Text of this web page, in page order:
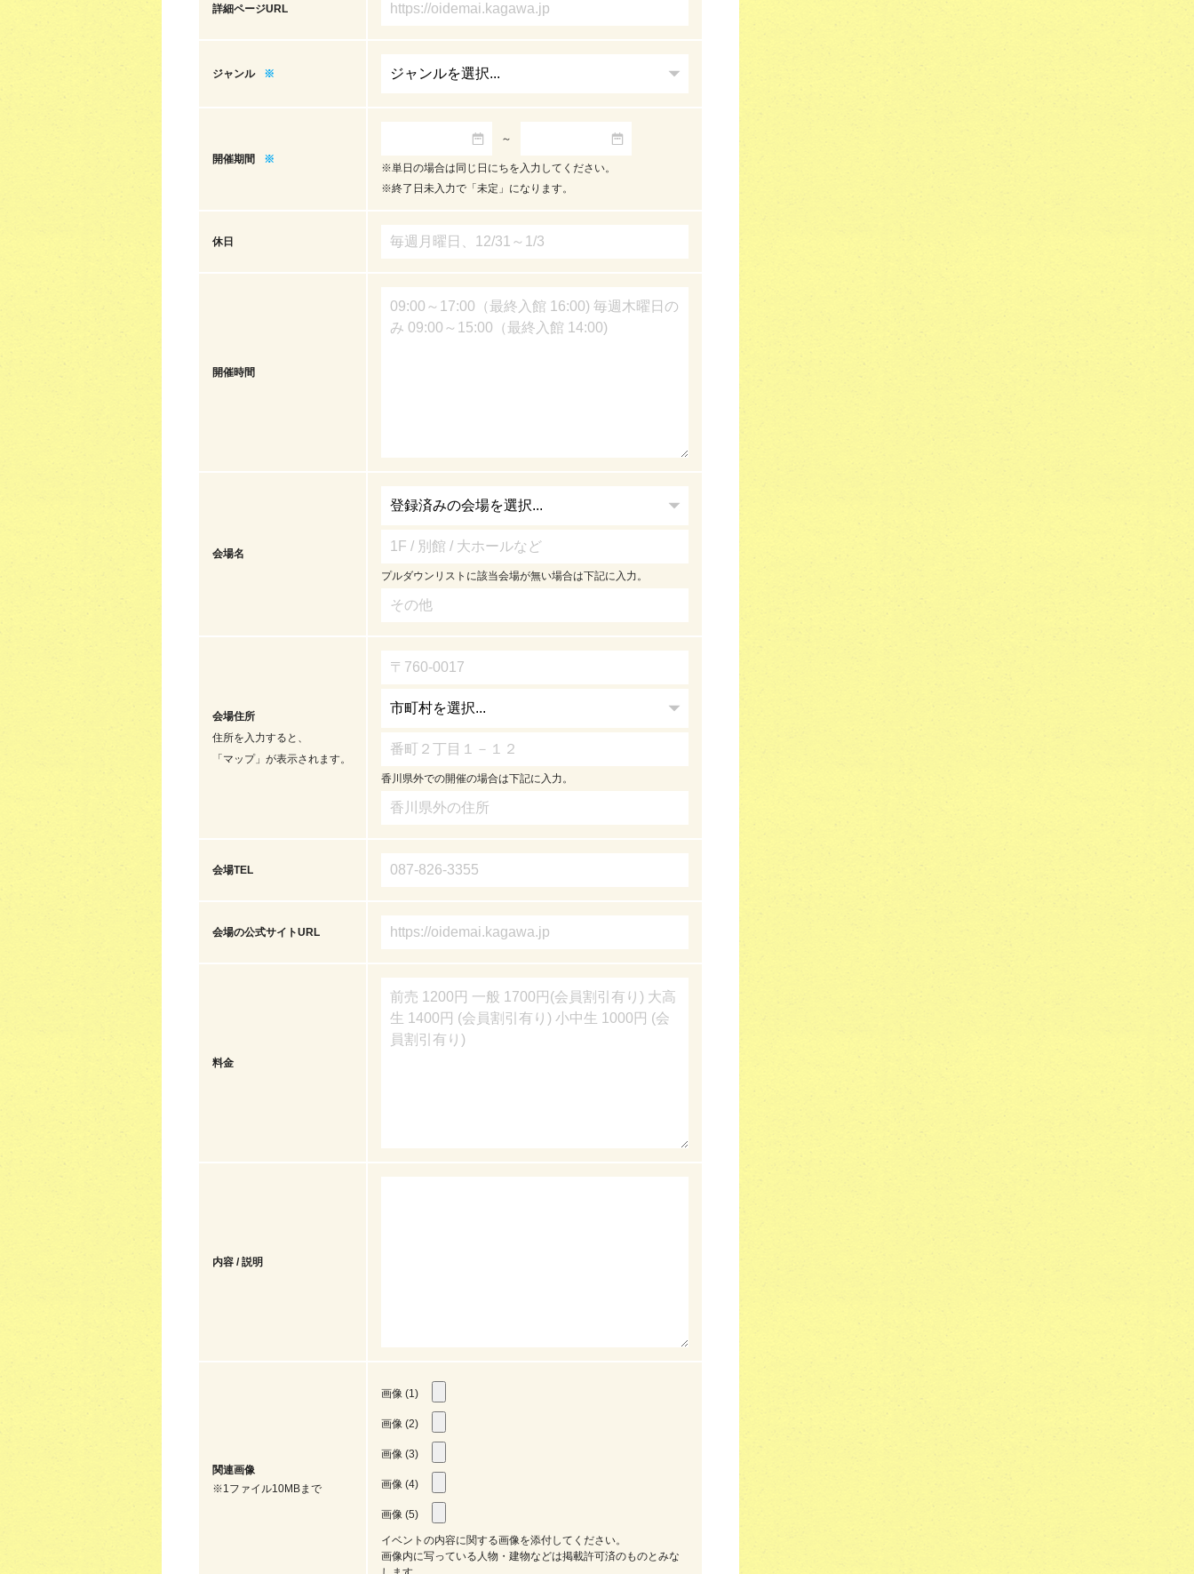
詳細ページURL
ジャンル ※
開催期間 ※
～
※単日の場合は同じ日にちを入力してください。
※終了日未入力で「未定」になります。
休日
開催時間
会場名
プルダウンリストに該当会場が無い場合は下記に入力。
会場住所
住所を入力すると、
「マップ」が表示されます。
香川県外での開催の場合は下記に入力。
会場TEL
会場の公式サイトURL
料金
内容 / 説明
関連画像
※1ファイル10MBまで
画像 (1)
画像 (2)
画像 (3)
画像 (4)
画像 (5)
イベントの内容に関する画像を添付してください。
画像内に写っている人物・建物などは掲載許可済のものとみな